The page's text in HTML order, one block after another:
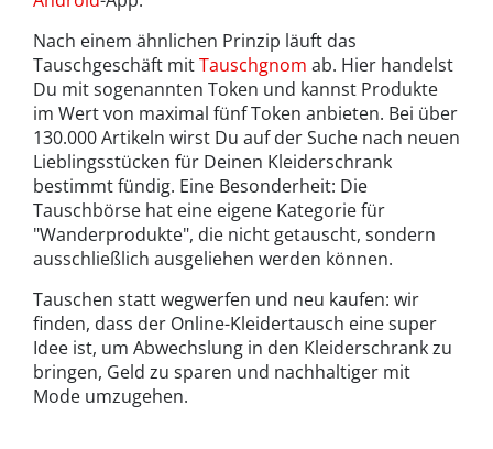
Nach einem ähnlichen Prinzip läuft das
Tauschgeschäft mitTauschgnom ab. Hier handelst
Du mit sogenannten Token und kannst Produkte
im Wert von maximal fünf Token anbieten. Bei über
130.000 Artikeln wirst Du auf der Suche nach neuen
Lieblingsstücken für Deinen Kleiderschrank
bestimmt fündig. Eine Besonderheit: Die
Tauschbörse hat eine eigene Kategorie für
"Wanderprodukte", die nicht getauscht, sondern
ausschließlich ausgeliehen werden können.
Tauschen statt wegwerfen und neu kaufen: wir
finden, dass der Online-Kleidertausch eine super
Idee ist, um Abwechslung in den Kleiderschrank zu
bringen, Geld zu sparen und nachhaltiger mit
Mode umzugehen.